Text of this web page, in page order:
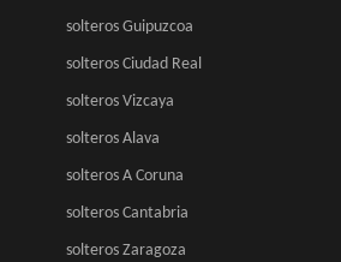
solteros Guipuzcoa
solteros Ciudad Real
solteros Vizcaya
solteros Alava
solteros A Coruna
solteros Cantabria
solteros Zaragoza